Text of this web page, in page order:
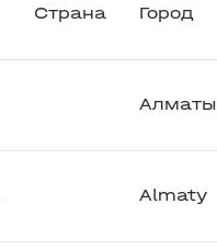
Страна Город
Алматы
Almaty